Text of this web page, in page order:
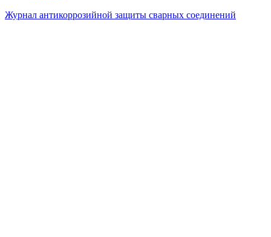
Журнал антикоррозийной защиты сварных соединений